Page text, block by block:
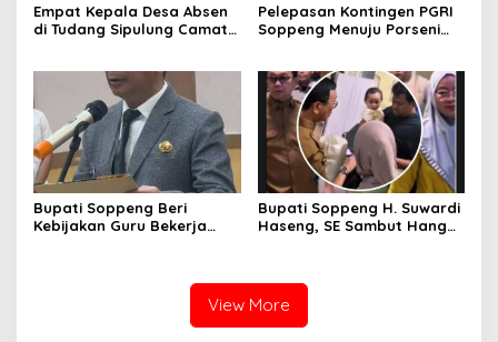
Empat Kepala Desa Absen
di Tudang Sipulung Camat
Pelepasan Kontingen PGRI
Soppeng Menuju Porseni
Nama Bumi Latemmamala
Bupati Soppeng Beri
Kebijakan Guru Bekerja
Bupati Soppeng H. Suwardi
Haseng, SE Sambut Hangat
View More